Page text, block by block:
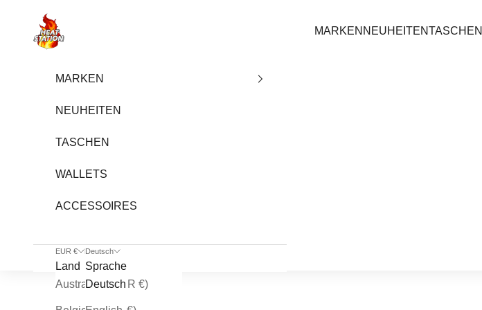
heatstation
MARKEN NEUHEITENTASCHEN
MARKEN
NEUHEITEN
TASCHEN
WALLETS
ACCESSOIRES
EUR €
Land
Australien (EUR €)
Deutsch
Sprache
Deutsch